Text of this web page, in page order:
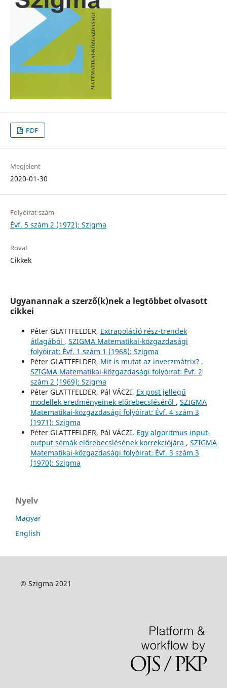
PDF
Megjelent
2020-01-30
Folyóirat szám
Évf. 5 szám 2 (1972): Szigma
Rovat
Cikkek
Ugyanannak a szerző(k)nek a legtöbbet olvasott
cikkei
Péter GLATTFELDER, Extrapoláció rész-trendek
átlagából , SZIGMA Matematikai-közgazdasági
folyóirat: Évf. 1 szám 1 (1968): Szigma
Péter GLATTFELDER, Mit is mutat az inverzmátrix? ,
SZIGMA Matematikai-közgazdasági folyóirat: Évf. 2
szám 2 (1969): Szigma
Péter GLATTFELDER, Pál VÁCZI, Ex post jellegű
modellek eredményeinek előrebecsléséről , SZIGMA
Matematikai-közgazdasági folyóirat: Évf. 4 szám 3
(1971): Szigma
Péter GLATTFELDER, Pál VÁCZI, Egy algoritmus input-
output sémák előrebecslésének korrekciójára , SZIGMA
Matematikai-közgazdasági folyóirat: Évf. 3 szám 3
(1970): Szigma
Nyelv
Magyar
English
© Szigma 2021